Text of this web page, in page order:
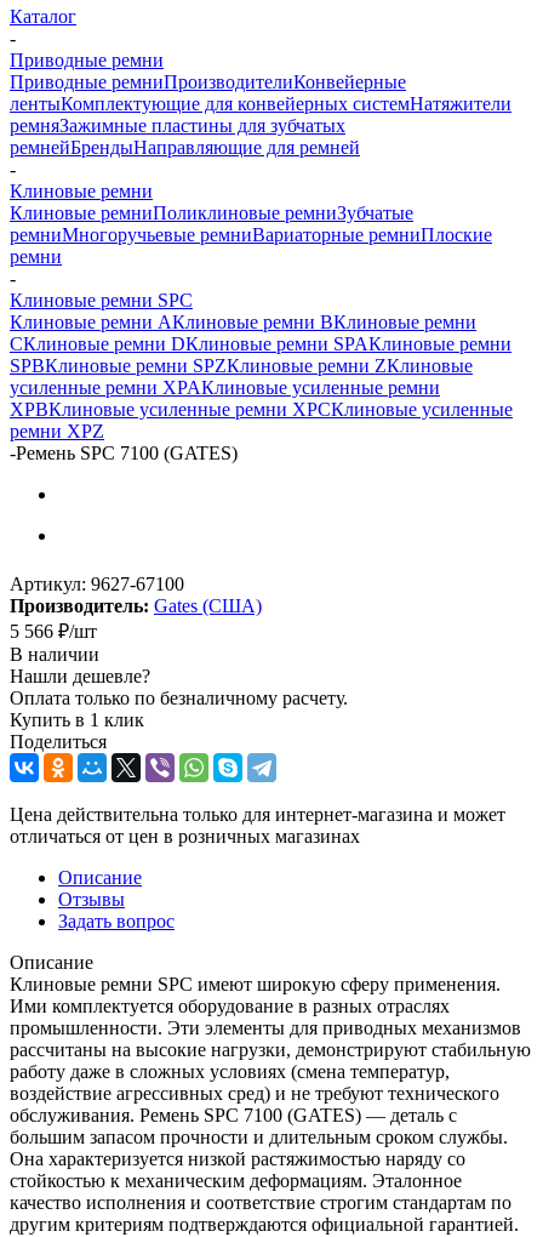
Каталог
-
Приводные ремни
Приводные ремниПроизводителиКонвейерные
лентыКомплектующие для конвейерных системНатяжители
ремняЗажимные пластины для зубчатых
ремнейБрендыНаправляющие для ремней
-
Клиновые ремни
Клиновые ремниПоликлиновые ремниЗубчатые
ремниМногоручьевые ремниВариаторные ремниПлоские
ремни
-
Клиновые ремни SPC
Клиновые ремни AКлиновые ремни BКлиновые ремни
CКлиновые ремни DКлиновые ремни SPAКлиновые ремни
SPBКлиновые ремни SPZКлиновые ремни ZКлиновые
усиленные ремни XPAКлиновые усиленные ремни
XPBКлиновые усиленные ремни XPCКлиновые усиленные
ремни XPZ
-Ремень SPC 7100 (GATES)
Артикул: 9627-67100
Производитель: Gates (США)
5 566 ₽/шт
В наличии
Нашли дешевле?
Оплата только по безналичному расчету.
Купить в 1 клик
Поделиться
Цена действительна только для интернет-магазина и может
отличаться от цен в розничных магазинах
Описание
Отзывы
Задать вопрос
Описание
Клиновые ремни SPC имеют широкую сферу применения.
Ими комплектуется оборудование в разных отраслях
промышленности. Эти элементы для приводных механизмов
рассчитаны на высокие нагрузки, демонстрируют стабильную
работу даже в сложных условиях (смена температур,
воздействие агрессивных сред) и не требуют технического
обслуживания. Ремень SPC 7100 (GATES) — деталь с
большим запасом прочности и длительным сроком службы.
Она характеризуется низкой растяжимостью наряду со
стойкостью к механическим деформациям. Эталонное
качество исполнения и соответствие строгим стандартам по
другим критериям подтверждаются официальной гарантией.